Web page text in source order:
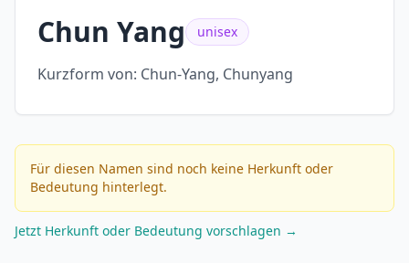
Chun Yang unisex
Kurzform von: Chun-Yang, Chunyang
Für diesen Namen sind noch keine Herkunft oder
Bedeutung hinterlegt.
Jetzt Herkunft oder Bedeutung vorschlagen →